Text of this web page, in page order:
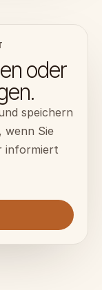
oder
speichern
wenn Sie
informiert